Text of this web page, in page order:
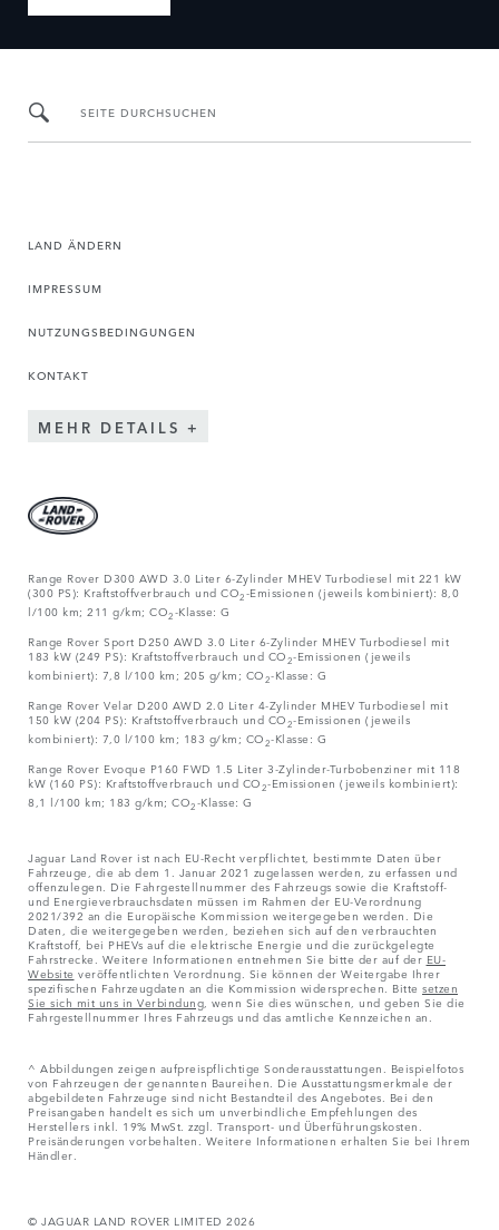
SEITE DURCHSUCHEN
LAND ÄNDERN
IMPRESSUM
NUTZUNGSBEDINGUNGEN
KONTAKT
MEHR DETAILS
Range Rover D300 AWD 3.0 Liter 6-Zylinder MHEV Turbodiesel mit 221 kW
(300 PS): Kraftstoffverbrauch und CO2-Emissionen (jeweils kombiniert): 8,0
l/100 km; 211 g/km; CO2-Klasse: G
Range Rover Sport D250 AWD 3.0 Liter 6-Zylinder MHEV Turbodiesel mit
183 kW (249 PS): Kraftstoffverbrauch und CO2-Emissionen (jeweils
kombiniert): 7,8 l/100 km; 205 g/km; CO2-Klasse: G
Range Rover Velar D200 AWD 2.0 Liter 4-Zylinder MHEV Turbodiesel mit
150 kW (204 PS): Kraftstoffverbrauch und CO2-Emissionen (jeweils
kombiniert): 7,0 l/100 km; 183 g/km; CO2-Klasse: G
Range Rover Evoque P160 FWD 1.5 Liter 3-Zylinder-Turbobenziner mit 118
kW (160 PS): Kraftstoffverbrauch und CO2-Emissionen (jeweils kombiniert):
8,1 l/100 km; 183 g/km; CO2-Klasse: G
Jaguar Land Rover ist nach EU-Recht verpflichtet, bestimmte Daten über
Fahrzeuge, die ab dem 1. Januar 2021 zugelassen werden, zu erfassen und
offenzulegen. Die Fahrgestellnummer des Fahrzeugs sowie die Kraftstoff-
und Energieverbrauchsdaten müssen im Rahmen der EU-Verordnung
2021/392 an die Europäische Kommission weitergegeben werden. Die
Daten, die weitergegeben werden, beziehen sich auf den verbrauchten
Kraftstoff, bei PHEVs auf die elektrische Energie und die zurückgelegte
Fahrstrecke. Weitere Informationen entnehmen Sie bitte der auf der EU-
Website veröffentlichten Verordnung. Sie können der Weitergabe Ihrer
spezifischen Fahrzeugdaten an die Kommission widersprechen. Bitte setzen
Sie sich mit uns in Verbindung , wenn Sie dies wünschen, und geben Sie die
Fahrgestellnummer Ihres Fahrzeugs und das amtliche Kennzeichen an.
^ Abbildungen zeigen aufpreispflichtige Sonderausstattungen. Beispielfotos
von Fahrzeugen der genannten Baureihen. Die Ausstattungsmerkmale der
abgebildeten Fahrzeuge sind nicht Bestandteil des Angebotes. Bei den
Preisangaben handelt es sich um unverbindliche Empfehlungen des
Herstellers inkl. 19% MwSt. zzgl. Transport- und Überführungskosten.
Preisänderungen vorbehalten. Weitere Informationen erhalten Sie bei Ihrem
Händler.
© JAGUAR LAND ROVER LIMITED 2026